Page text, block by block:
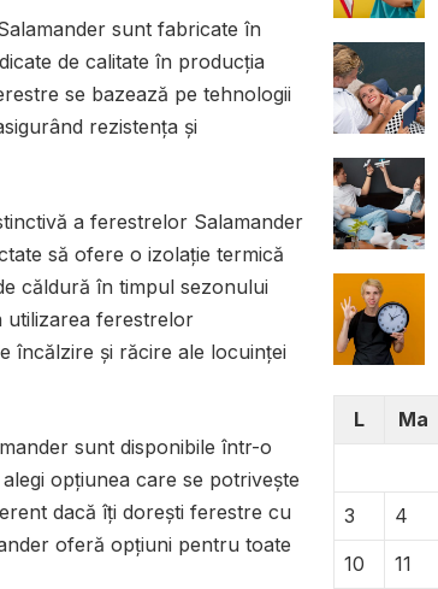
sunt fabricate în
de calitate în producția
se bazează pe tehnologii
rezistența și
a ferestrelor Salamander
să ofere o izolație termică
căldură în timpul sezonului
utilizarea ferestrelor
încălzire și răcire ale locuinței
sunt disponibile într-o
opțiunea care se potrivește
dacă îți dorești ferestre cu
oferă opțiuni pentru toate
L Ma
3
4
10
11